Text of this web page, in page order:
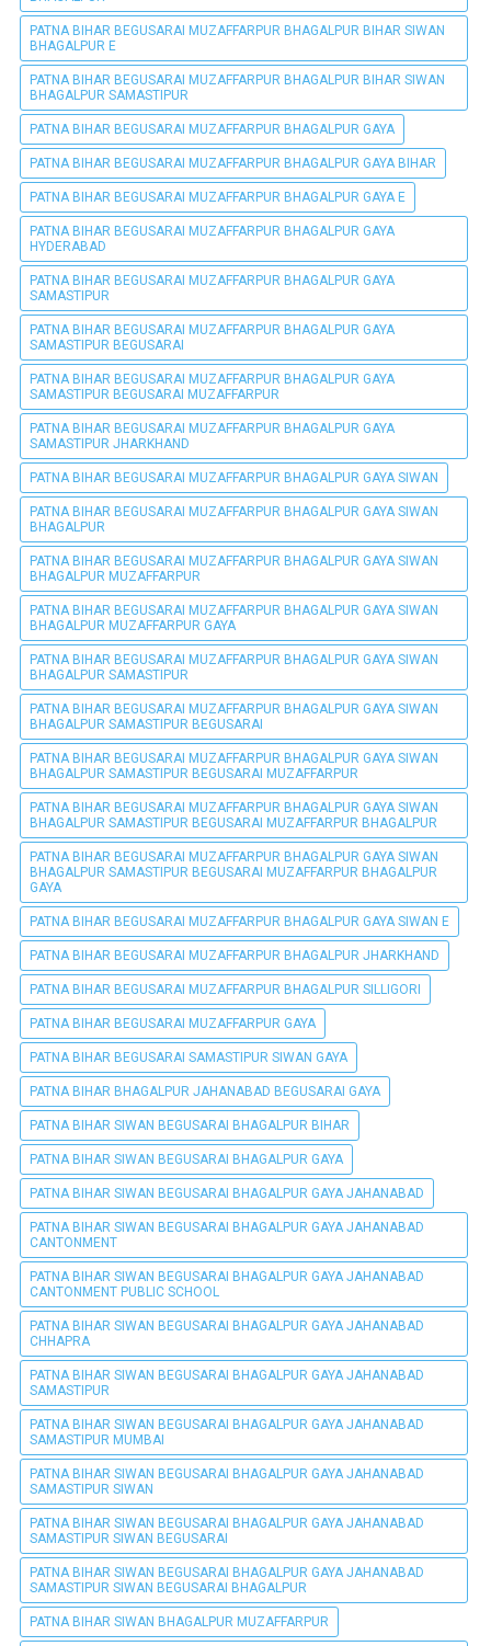
PATNA BIHAR BEGUSARAI MUZAFFARPUR BHAGALPUR BIHAR SIWAN
BHAGALPUR E
PATNA BIHAR BEGUSARAI MUZAFFARPUR BHAGALPUR BIHAR SIWAN
BHAGALPUR SAMASTIPUR
PATNA BIHAR BEGUSARAI MUZAFFARPUR BHAGALPUR GAYA
PATNA BIHAR BEGUSARAI MUZAFFARPUR BHAGALPUR GAYA BIHAR
PATNA BIHAR BEGUSARAI MUZAFFARPUR BHAGALPUR GAYA E
PATNA BIHAR BEGUSARAI MUZAFFARPUR BHAGALPUR GAYA
HYDERABAD
PATNA BIHAR BEGUSARAI MUZAFFARPUR BHAGALPUR GAYA
SAMASTIPUR
PATNA BIHAR BEGUSARAI MUZAFFARPUR BHAGALPUR GAYA
SAMASTIPUR BEGUSARAI
PATNA BIHAR BEGUSARAI MUZAFFARPUR BHAGALPUR GAYA
SAMASTIPUR BEGUSARAI MUZAFFARPUR
PATNA BIHAR BEGUSARAI MUZAFFARPUR BHAGALPUR GAYA
SAMASTIPUR JHARKHAND
PATNA BIHAR BEGUSARAI MUZAFFARPUR BHAGALPUR GAYA SIWAN
PATNA BIHAR BEGUSARAI MUZAFFARPUR BHAGALPUR GAYA SIWAN
BHAGALPUR
PATNA BIHAR BEGUSARAI MUZAFFARPUR BHAGALPUR GAYA SIWAN
BHAGALPUR MUZAFFARPUR
PATNA BIHAR BEGUSARAI MUZAFFARPUR BHAGALPUR GAYA SIWAN
BHAGALPUR MUZAFFARPUR GAYA
PATNA BIHAR BEGUSARAI MUZAFFARPUR BHAGALPUR GAYA SIWAN
BHAGALPUR SAMASTIPUR
PATNA BIHAR BEGUSARAI MUZAFFARPUR BHAGALPUR GAYA SIWAN
BHAGALPUR SAMASTIPUR BEGUSARAI
PATNA BIHAR BEGUSARAI MUZAFFARPUR BHAGALPUR GAYA SIWAN
BHAGALPUR SAMASTIPUR BEGUSARAI MUZAFFARPUR
PATNA BIHAR BEGUSARAI MUZAFFARPUR BHAGALPUR GAYA SIWAN
BHAGALPUR SAMASTIPUR BEGUSARAI MUZAFFARPUR BHAGALPUR
PATNA BIHAR BEGUSARAI MUZAFFARPUR BHAGALPUR GAYA SIWAN
BHAGALPUR SAMASTIPUR BEGUSARAI MUZAFFARPUR BHAGALPUR
GAYA
PATNA BIHAR BEGUSARAI MUZAFFARPUR BHAGALPUR GAYA SIWAN E
PATNA BIHAR BEGUSARAI MUZAFFARPUR BHAGALPUR JHARKHAND
PATNA BIHAR BEGUSARAI MUZAFFARPUR BHAGALPUR SILLIGORI
PATNA BIHAR BEGUSARAI MUZAFFARPUR GAYA
PATNA BIHAR BEGUSARAI SAMASTIPUR SIWAN GAYA
PATNA BIHAR BHAGALPUR JAHANABAD BEGUSARAI GAYA
PATNA BIHAR SIWAN BEGUSARAI BHAGALPUR BIHAR
PATNA BIHAR SIWAN BEGUSARAI BHAGALPUR GAYA
PATNA BIHAR SIWAN BEGUSARAI BHAGALPUR GAYA JAHANABAD
PATNA BIHAR SIWAN BEGUSARAI BHAGALPUR GAYA JAHANABAD
CANTONMENT
PATNA BIHAR SIWAN BEGUSARAI BHAGALPUR GAYA JAHANABAD
CANTONMENT PUBLIC SCHOOL
PATNA BIHAR SIWAN BEGUSARAI BHAGALPUR GAYA JAHANABAD
CHHAPRA
PATNA BIHAR SIWAN BEGUSARAI BHAGALPUR GAYA JAHANABAD
SAMASTIPUR
PATNA BIHAR SIWAN BEGUSARAI BHAGALPUR GAYA JAHANABAD
SAMASTIPUR MUMBAI
PATNA BIHAR SIWAN BEGUSARAI BHAGALPUR GAYA JAHANABAD
SAMASTIPUR SIWAN
PATNA BIHAR SIWAN BEGUSARAI BHAGALPUR GAYA JAHANABAD
SAMASTIPUR SIWAN BEGUSARAI
PATNA BIHAR SIWAN BEGUSARAI BHAGALPUR GAYA JAHANABAD
SAMASTIPUR SIWAN BEGUSARAI BHAGALPUR
PATNA BIHAR SIWAN BHAGALPUR MUZAFFARPUR